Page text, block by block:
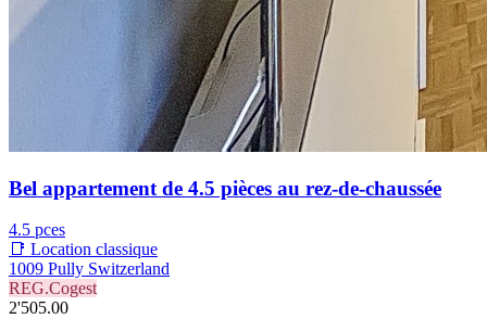
Bel appartement de 4.5 pièces au rez-de-chaussée
4.5 pces
📑 Location classique
1009 Pully Switzerland
REG.Cogest
2'505.00